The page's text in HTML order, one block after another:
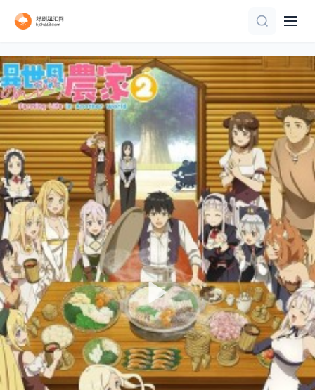
第52集完结
全26集
完结
第5集
第5集
第5集
已完结
更新至03集
第60集完结
更新至05集